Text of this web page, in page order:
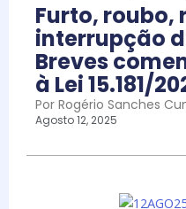
Furto, roubo,
interrupção
Breves
à Lei 15.181/
Por Rogério Sanches
Agosto 12, 2025